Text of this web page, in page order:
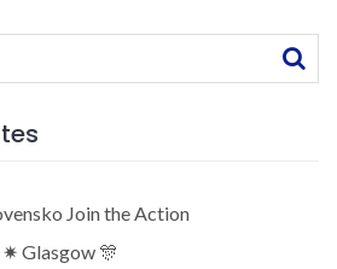
Join the Action
Glasgow 🎊